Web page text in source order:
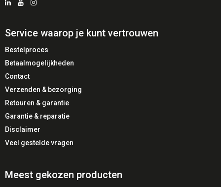
⚡ Eenvoudige installatie
💼 Ideaal voor professioneel gebruik
🏢 Ideaal voor
Hybride werkplekken
Servicedesks
Klantenservice afdelingen
Organisaties in transitie naar softphones
✅ Voordelen
Service waarop je kunt vertrouwen
Bestelproces
Betaalmogelijkheden
Contact
Verzenden & bezorging
Retouren & garantie
Garantie & reparatie
Disclaimer
Veel gestelde vragen
Meest gekozen producten